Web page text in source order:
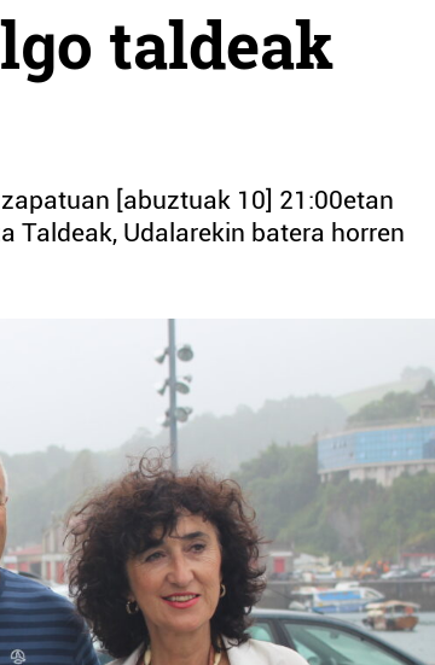
taldeak
[abuztuak 10] 21:00etan
Taldeak, Udalarekin batera horren